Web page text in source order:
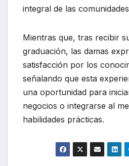
integral de las
Mientras que, tras recibir
graduación, las damas
satisfacción por los
señalando que esta
una oportunidad para
negocios o integrarse al
habilidades prácticas.